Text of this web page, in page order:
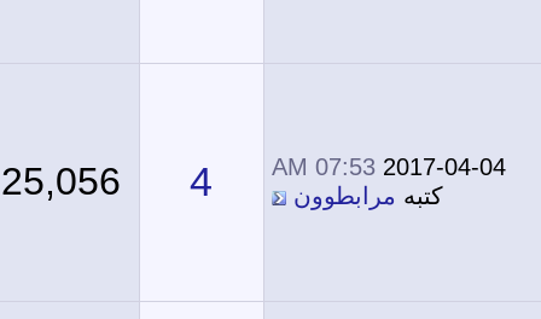
2017-04-04
07:53 AM
كتبهمرابطوون 4
25,056